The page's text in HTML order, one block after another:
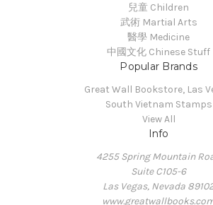
兒童 Children
武術 Martial Arts
醫學 Medicine
中國文化 Chinese Stuff
Popular Brands
Great Wall Bookstore, Las
South Vietnam Stamps
View All
Info
4255 Spring Mountain
Suite C105-6
Las Vegas, Nevada